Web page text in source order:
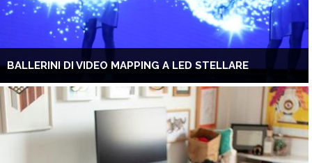
BALLERINI DI VIDEO MAPPING A LED STELLARE